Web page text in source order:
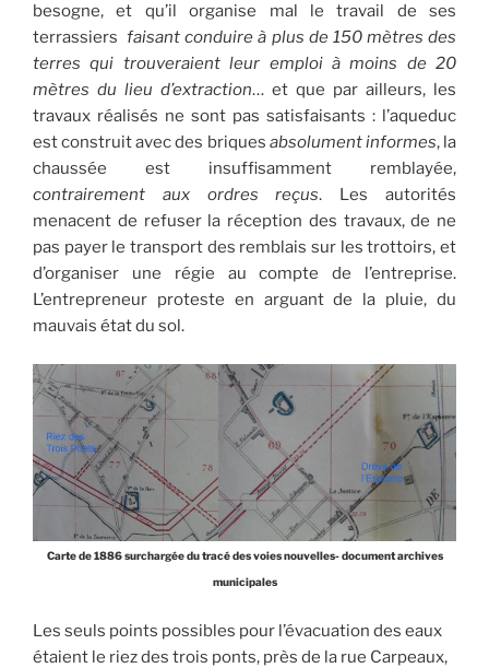
besogne, et qu’il organise mal le travail de ses
terrassiersfaisant conduire à plus de 150 mètres des
terres qui trouveraient leur emploi à moins de 20
mètres du lieu d’extraction… et que par ailleurs, les
travaux réalisés ne sont pas satisfaisants : l’aqueduc
est construit avec des briques absolument informes, la
chaussée est insuffisamment remblayée,
contrairement aux ordres reçus. Les autorités
menacent de refuser la réception des travaux, de ne
pas payer le transport des remblais sur les trottoirs, et
d’organiser une régie au compte de l’entreprise.
L’entrepreneur proteste en arguant de la pluie, du
mauvais état du sol.
Carte de 1886 surchargée du tracé des voies nouvelles- document archives
municipales
Les seuls points possibles pour l’évacuation des eaux
étaient le riez des trois ponts, près de la rue Carpeaux,